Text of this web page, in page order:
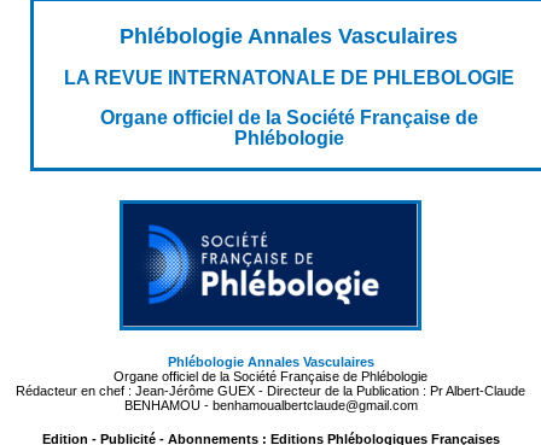
Phlébologie Annales Vasculaires
LA REVUE INTERNATONALE DE PHLEBOLOGIE
Organe officiel de la Société Française de
Phlébologie
Phlébologie Annales Vasculaires
Organe officiel de la Société Française de Phlébologie
Rédacteur en chef : Jean-Jérôme GUEX - Directeur de la Publication : Pr Albert-Claude
BENHAMOU - benhamoualbertclaude@gmail.com
Edition - Publicité - Abonnements : Editions Phlébologiques Françaises